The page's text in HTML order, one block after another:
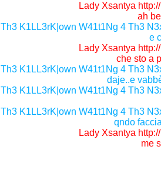
Lady Xsantya
ah
Th3 K1LL3rK|own W41t1Ng 4 Th3
e
Lady Xsantya
che sto a
Th3 K1LL3rK|own W41t1Ng 4 Th3
daje..e
Th3 K1LL3rK|own W41t1Ng 4 Th3
Th3 K1LL3rK|own W41t1Ng 4 Th3
qndo
Lady Xsantya
me